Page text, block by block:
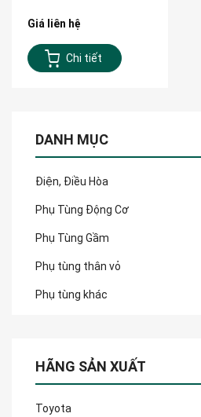
DANH MỤC
Điện, Điều Hòa
Phụ Tùng Động Cơ
Phụ Tùng Gầm
Phụ tùng thân vỏ
Phụ tùng khác
HÃNG SẢN XUẤT
Toyota
Giá liên hệ
Chi tiết